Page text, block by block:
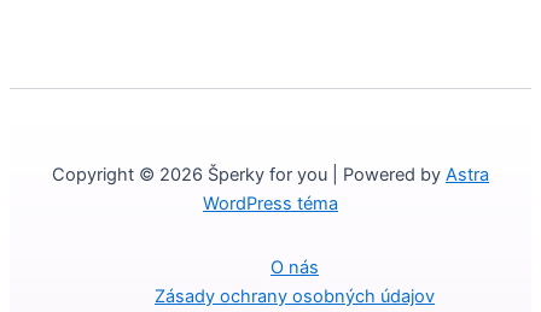
Copyright © 2026 Šperky for you | Powered by Astra
WordPress téma
O nás
Zásady ochrany osobných údajov